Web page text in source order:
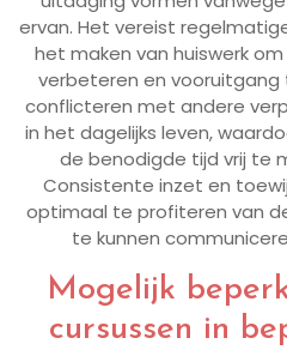
ervan. Het vereist
het maken van huiswerk
verbeteren en vooruitgang
conflicteren met andere
in het dagelijks leven,
de benodigde tijd vrij te
Consistente inzet en
optimaal te profiteren van
te kunnen
Mogelijk
cursussen in